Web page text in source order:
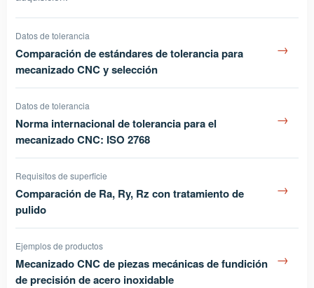
Datos de tolerancia
Comparación de estándares de tolerancia para
mecanizado CNC y selección
→
Datos de tolerancia
Norma internacional de tolerancia para el
mecanizado CNC: ISO 2768
→
Requisitos de superficie
Comparación de Ra, Ry, Rz con tratamiento de
pulido
→
Ejemplos de productos
Mecanizado CNC de piezas mecánicas de fundición
de precisión de acero inoxidable
→